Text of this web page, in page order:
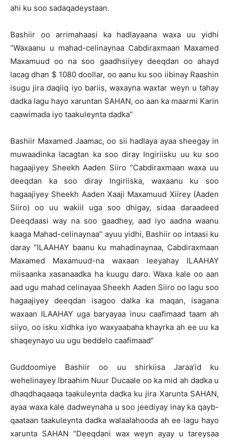
ahi ku soo sadaqadeystaan.
Bashiir oo arrimahaasi ka hadlayaana waxa uu yidhi
“Waxaanu u mahad-celinaynaa Cabdiraxmaan Maxamed
Maxamuud oo na soo gaadhsiiyey deeqdan oo ahayd
lacag dhan $ 1080 doollar, oo aanu ku soo iibinay Raashin
isugu jira daqiiq iyo bariis, waxayna waxtar weyn u tahay
dadka lagu hayo xaruntan SAHAN, oo aan ka maarmi Karin
caawimada iyo taakuleynta dadka”
Bashiir Maxamed Jaamac, oo sii hadlaya ayaa sheegay in
muwaadinka lacagtan ka soo diray Ingiriisku uu ku soo
hagaajiyey Sheekh Aaden Siiro “Cabdiraxmaan waxa uu
deeqdan ka soo diray Ingiriiska, waxaanu ku soo
hagaajiyey Sheekh Aaden Xaaji Maxamuud Xiirey (Aaden
Siiro) oo uu wakiil uga soo dhigay, sidaa daraadeed
Deeqdaasi way na soo gaadhey, aad iyo aadna waanu
kaaga Mahad-celinaynaa” ayuu yidhi, Bashiir oo intaasi ku
daray “ILAAHAY baanu ku mahadinaynaa, Cabdiraxmaan
Maxamed Maxamuud-na waxaan leeyahay ILAAHAY
miisaanka xasanaadka ha kuugu daro. Waxa kale oo aan
aad ugu mahad celinayaa Sheekh Aaden Siiro oo lagu soo
hagaajiyey deeqdan isagoo dalka ka maqan, isagana
waxaan ILAAHAY uga baryayaa inuu caafimaad taam ah
siiyo, oo isku xidhka iyo waxyaabaha khayrka ah ee uu ka
shaqeynayo uu ugu beddelo caafimaad”
Guddoomiye Bashiir oo uu shirkiisa Jaraa’id ku
wehelinayey Ibraahim Nuur Ducaale oo ka mid ah dadka u
dhaqdhaqaaqa taakuleynta dadka ku jira Xarunta SAHAN,
ayaa waxa kale dadweynaha u soo jeediyay inay ka qayb-
qaataan taakuleynta dadka walaalahooda ah ee lagu hayo
xarunta SAHAN “Deeqdani wax weyn ayay u tareysaa